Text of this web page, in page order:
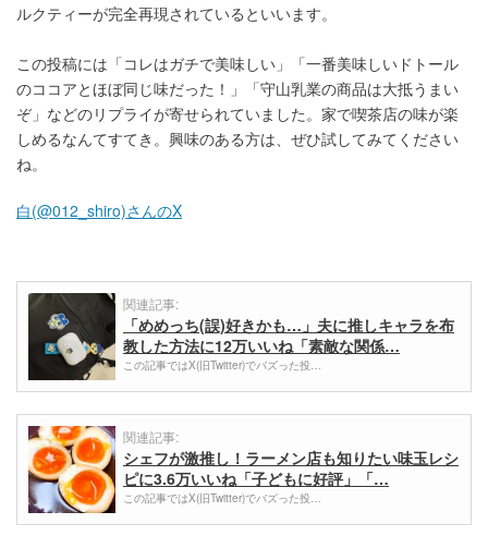
ルクティーが完全再現されているといいます。
この投稿には「コレはガチで美味しい」「一番美味しいドトール
のココアとほぼ同じ味だった！」「守山乳業の商品は大抵うまい
ぞ」などのリプライが寄せられていました。家で喫茶店の味が楽
しめるなんてすてき。興味のある方は、ぜひ試してみてください
ね。
白(@012_shiro)さんのX
関連記事:
「めめっち(誤)好きかも…」夫に推しキャラを布
教した方法に12万いいね「素敵な関係…
この記事ではX(旧Twitter)でバズった投…
関連記事:
シェフが激推し！ラーメン店も知りたい味玉レシ
ピに3.6万いいね「子どもに好評」「…
この記事ではX(旧Twitter)でバズった投…